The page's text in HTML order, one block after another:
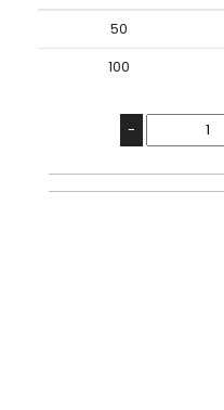
50
100
-